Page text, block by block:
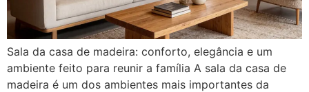
Sala da casa de madeira: conforto, elegância e um
ambiente feito para reunir a família A sala da casa de
madeira é um dos ambientes mais importantes da